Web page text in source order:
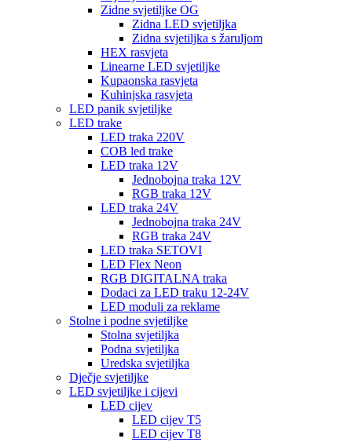
Zidne svjetiljke OG
Zidna LED svjetiljka
Zidna svjetiljka s žaruljom
HEX rasvjeta
Linearne LED svjetiljke
Kupaonska rasvjeta
Kuhinjska rasvjeta
LED panik svjetiljke
LED trake
LED traka 220V
COB led trake
LED traka 12V
Jednobojna traka 12V
RGB traka 12V
LED traka 24V
Jednobojna traka 24V
RGB traka 24V
LED traka SETOVI
LED Flex Neon
RGB DIGITALNA traka
Dodaci za LED traku 12-24V
LED moduli za reklame
Stolne i podne svjetiljke
Stolna svjetiljka
Podna svjetiljka
Uredska svjetiljka
Dječje svjetiljke
LED svjetiljke i cijevi
LED cijev
LED cijev T5
LED cijev T8